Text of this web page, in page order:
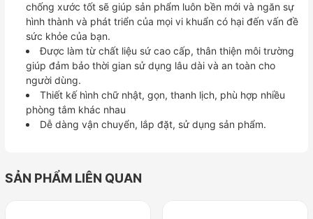
chống xước tốt sẽ giúp sản phẩm luôn bền mới và ngăn sự
hình thành và phát triển của mọi vi khuẩn có hại đến vấn đề
sức khỏe của bạn.
Được làm từ chất liệu sứ cao cấp, thân thiện môi trường
giúp đảm bảo thời gian sử dụng lâu dài và an toàn cho
người dùng.
Thiết kế hình chữ nhật, gọn, thanh lịch, phù hợp nhiều
phòng tắm khác nhau
Dễ dàng vận chuyển, lắp đặt, sử dụng sản phẩm.
SẢN PHẨM LIÊN QUAN